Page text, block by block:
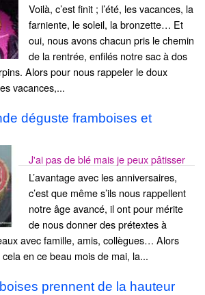
Voilà, c’est finit ; l’été, les vacances, la
farniente, le soleil, la bronzette… Et
oui, nous avons chacun pris le chemin
de la rentrée, enfilés notre sac à dos
Alors pour nous rappeler le doux
vacances,...
déguste framboises et
J'ai pas de blé mais je peux pâtisser
L’avantage avec les anniversaires,
c’est que même s’ils nous rappellent
notre âge avancé, il ont pour mérite
de nous donner des prétextes à
avec famille, amis, collègues… Alors
en ce beau mois de mai, la...
prennent de la hauteur